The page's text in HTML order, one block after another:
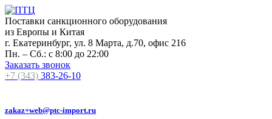
Поставки санкционного оборудования
из Европы и Китая
г. Екатеринбург, ул. 8 Марта, д.70, офис 216
Пн. – Сб.: с 8:00 до 22:00
Заказать звонок
+7 (343) 383-26-10
zakaz+web@ptc-import.ru